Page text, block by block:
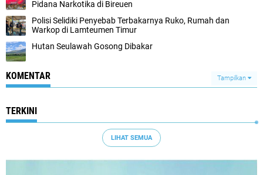
Pidana Narkotika di Bireuen
Polisi Selidiki Penyebab Terbakarnya Ruko, Rumah dan
Warkop di Lamteumen Timur
Hutan Seulawah Gosong Dibakar
KOMENTAR Tampilkan
TERKINI
LIHAT SEMUA